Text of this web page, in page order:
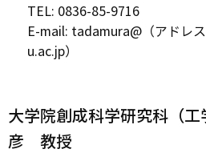
TEL: 0836-85-9716
E-mail: tadamura@（アドレ
u.ac.jp）
大学院創成科学研究科（
彦 教授